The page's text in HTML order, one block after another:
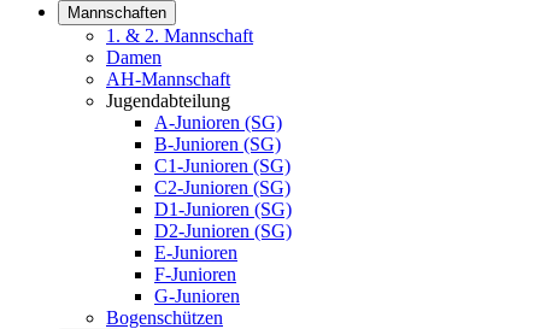
Mannschaften
1. & 2. Mannschaft
Damen
AH-Mannschaft
Jugendabteilung
A-Junioren (SG)
B-Junioren (SG)
C1-Junioren (SG)
C2-Junioren (SG)
D1-Junioren (SG)
D2-Junioren (SG)
E-Junioren
F-Junioren
G-Junioren
Bogenschützen